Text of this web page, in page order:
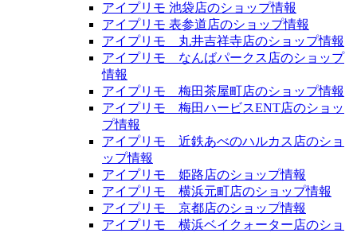
アイプリモ 池袋店のショップ情報
アイプリモ 表参道店のショップ情報
アイプリモ 丸井吉祥寺店のショップ情報
アイプリモ なんばパークス店のショップ
情報
アイプリモ 梅田茶屋町店のショップ情報
アイプリモ 梅田ハービスENT店のショッ
プ情報
アイプリモ 近鉄あべのハルカス店のショ
ップ情報
アイプリモ 姫路店のショップ情報
アイプリモ 横浜元町店のショップ情報
アイプリモ 京都店のショップ情報
アイプリモ 横浜ベイクォーター店のショ